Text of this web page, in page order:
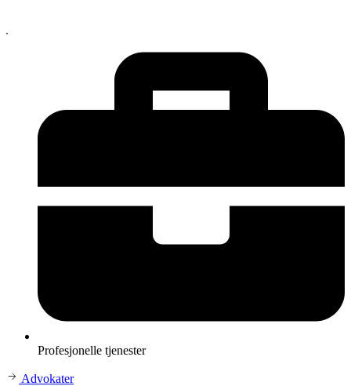
Profesjonelle tjenester
Advokater